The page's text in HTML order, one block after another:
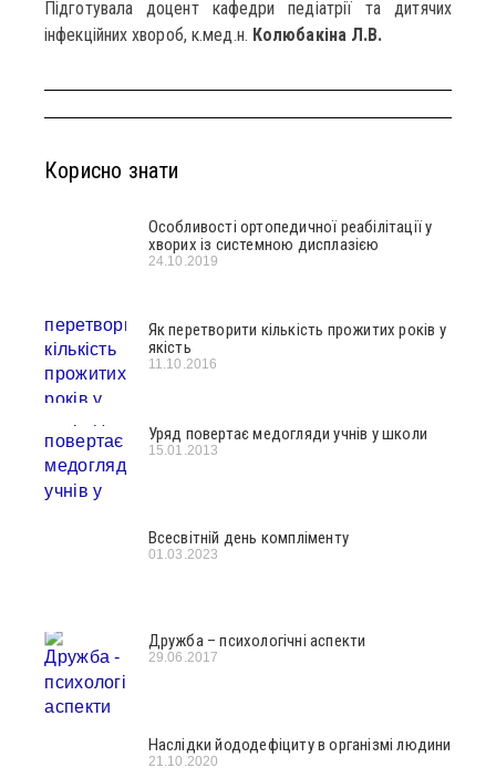
Підготувала доцент кафедри педіатрії та дитячих
інфекційних хвороб, к.мед.н. Колюбакіна Л.В.
Корисно знати
Особливості ортопедичної реабілітації у
хворих із системною дисплазією
24.10.2019
Як перетворити кількість прожитих років у
якість
11.10.2016
Уряд повертає медогляди учнів у школи
15.01.2013
Всесвітній день компліменту
01.03.2023
Дружба – психологічні аспекти
29.06.2017
Наслідки йододефіциту в організмі людини
21.10.2020